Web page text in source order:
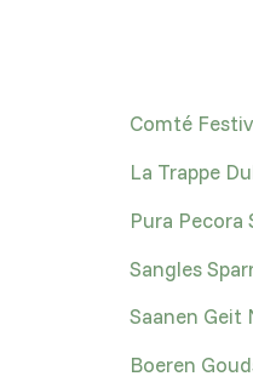
Comté
La Trappe
Pura
Sangles
Saanen
Boeren